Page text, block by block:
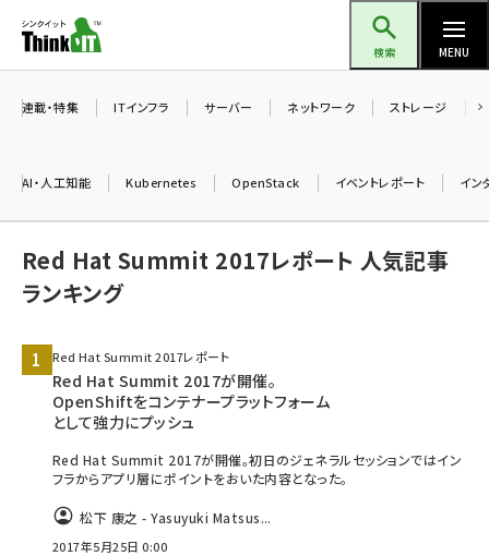
ン
ツ
検索 MENU
加藤銘のチーム貢献～仲間と築いた勝利の絆～ (2308)
北海道をのんびり旅する晴山佳須夫のヒント集！ (2025)
drupal (1947)
abc123 (1352)
ai crunch (1348)
連載・特集 ITインフラ サーバー ネットワーク ストレージ
AI・人工知能 Kubernetes OpenStack イベントレポート イン
Red Hat Summit 2017レポート 人気記事
ランキング
Red Hat Summit 2017レポート
Red Hat Summit 2017が開催。
OpenShiftをコンテナープラットフォーム
として強力にプッシュ
Red Hat Summit 2017が開催。初日のジェネラルセッションではイン
フラからアプリ層にポイントをおいた内容となった。
松下 康之 - Yasuyuki Matsus...
2017年5月25日 0:00